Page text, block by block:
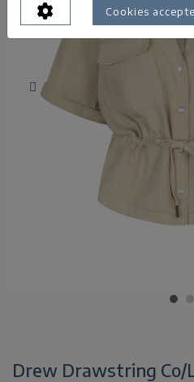
Drew Drawstring Co/
Cookies